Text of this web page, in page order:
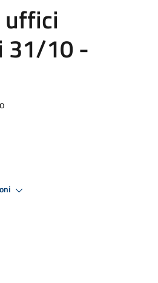
uffici
31/10 -